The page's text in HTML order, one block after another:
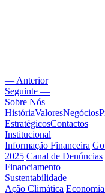
— Anterior
Seguinte —
Sobre Nós
HistóriaValoresNegócios
EstratégicosContactos
Institucional
Informação Financeira
2025 Canal de Denúncias
Financiamento
Sustentabilidade
Ação Climática